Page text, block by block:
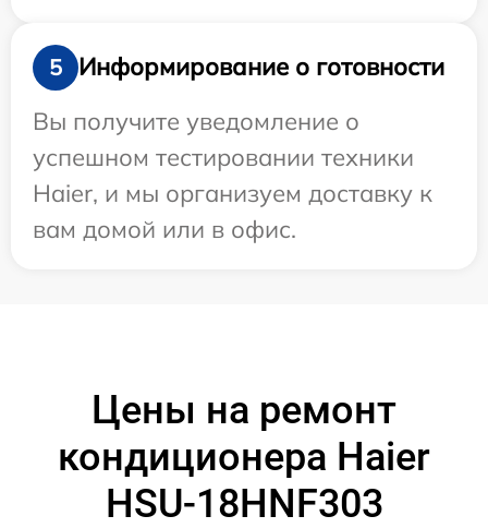
5
Информирование о готовности
Вы получите уведомление о
успешном тестировании техники
Haier, и мы организуем доставку к
вам домой или в офис.
Цены на ремонт
кондиционера Haier
HSU-18HNF303